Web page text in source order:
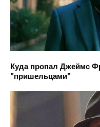
Куда пропал Джеймс
"пришельцами"